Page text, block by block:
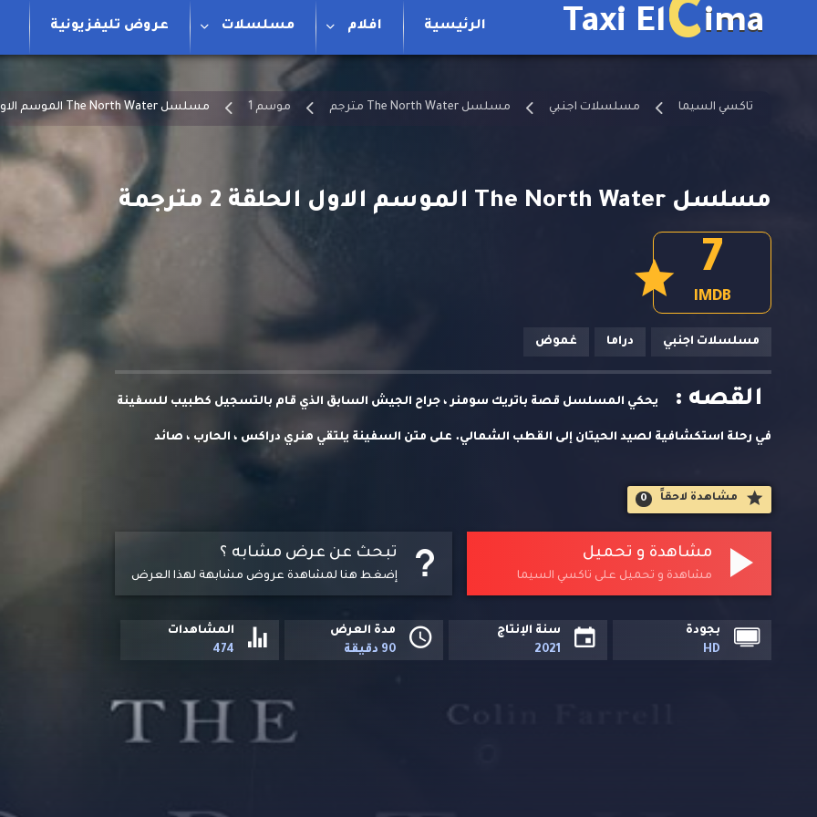
Taxi ElCima الرئيسية افلام مسلسلات عروض تليفزيونية
تاكسي السيما مسلسلات اجنبي مسلسل The North Water مترجم موسم 1 مسلسل The North Water الموسم الاول الحلقة 2 مترجمة
مسلسل The North Water الموسم الاول الحلقة 2 مترجمة
IMDB
7
مسلسلات اجنبي دراما غموض
القصه : يحكي المسلسل قصة باتريك سومنر ، جراح الجيش السابق الذي قام بالتسجيل كطبيب للسفينة
في رحلة استكشافية لصيد الحيتان إلى القطب الشمالي. على متن السفينة يلتقي هنري دراكس ، الحارب ، صائد
سومنر نفسه في رحلة مشؤومة مع مريض نفسي قاتل. بحثًا عن الخلاص ، لتصبح قصته صراعًا قاسيًا من أجل النجاة
في أرض القطب الشمالي القاحلة.
مشاهدة لاحقاََ 0
تبحث عن عرض مشابه ؟
إضغط هنا لمشاهدة عروض مشابهة لهذا العرض
مشاهدة و تحميل
مشاهدة و تحميل على تاكسي السيما
بجودة
HD
سنة الإنتاج
2021
مدة العرض
90 دقيقة
المشاهدات
474